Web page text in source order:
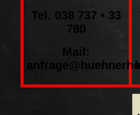
Tel. 038 737 • 33
780
Mail: